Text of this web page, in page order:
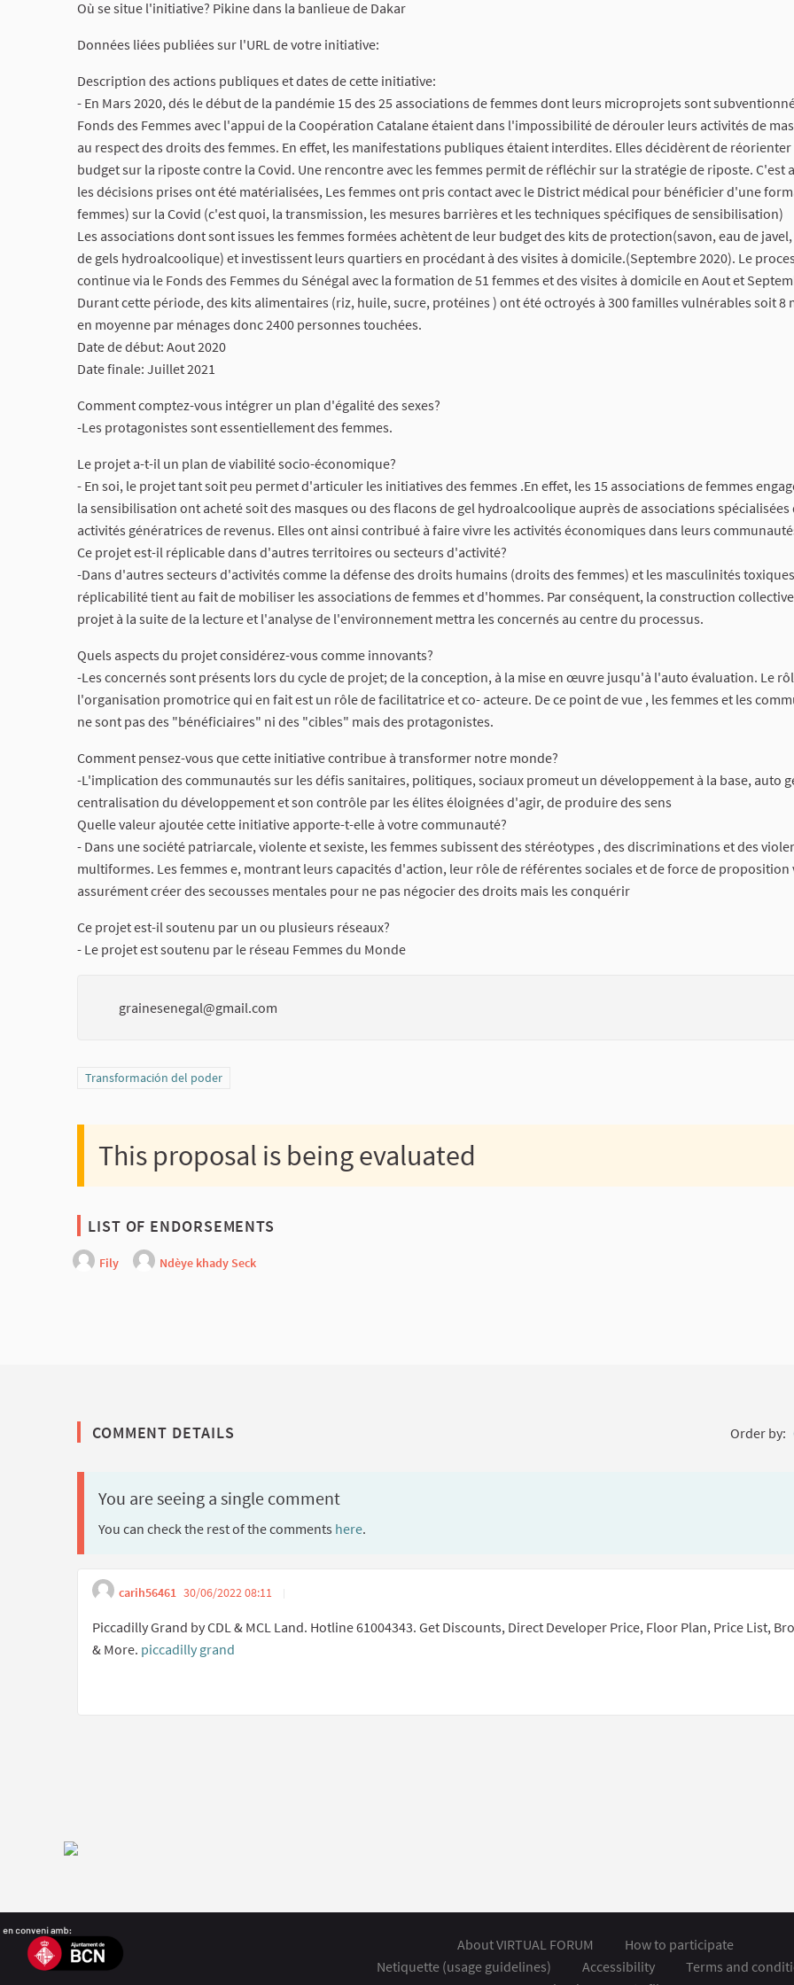
Où se situe l'initiative? Pikine dans la banlieue de Dakar
Données liées publiées sur l'URL de votre initiative:
Description des actions publiques et dates de cette initiative:
- En Mars 2020, dés le début de la pandémie 15 des 25 associations de femmes dont leurs microprojets sont
Fonds des Femmes avec l'appui de la Coopération Catalane étaient dans l'impossibilité de dérouler leurs activités de
au respect des droits des femmes. En effet, les manifestations publiques étaient interdites. Elles décidèrent de
budget sur la riposte contre la Covid. Une rencontre avec les femmes permit de réfléchir sur la stratégie de riposte. C'est
les décisions prises ont été matérialisées, Les femmes ont pris contact avec le District médical pour bénéficier d'une
femmes) sur la Covid (c'est quoi, la transmission, les mesures barrières et les techniques spécifiques de sensibilisation)
Les associations dont sont issues les femmes formées achètent de leur budget des kits de protection(savon, eau de
de gels hydroalcoolique) et investissent leurs quartiers en procédant à des visites à domicile.(Septembre 2020). Le
continue via le Fonds des Femmes du Sénégal avec la formation de 51 femmes et des visites à domicile en Aout et
Durant cette période, des kits alimentaires (riz, huile, sucre, protéines ) ont été octroyés à 300 familles vulnérables soit 8
en moyenne par ménages donc 2400 personnes touchées.
Date de début: Aout 2020
Date finale: Juillet 2021
Comment comptez-vous intégrer un plan d'égalité des sexes?
-Les protagonistes sont essentiellement des femmes.
Le projet a-t-il un plan de viabilité socio-économique?
- En soi, le projet tant soit peu permet d'articuler les initiatives des femmes .En effet, les 15 associations de femmes
la sensibilisation ont acheté soit des masques ou des flacons de gel hydroalcoolique auprès de associations spécialisées
activités génératrices de revenus. Elles ont ainsi contribué à faire vivre les activités économiques dans leurs
Ce projet est-il réplicable dans d'autres territoires ou secteurs d'activité?
-Dans d'autres secteurs d'activités comme la défense des droits humains (droits des femmes) et les masculinités
réplicabilité tient au fait de mobiliser les associations de femmes et d'hommes. Par conséquent, la construction
projet à la suite de la lecture et l'analyse de l'environnement mettra les concernés au centre du processus.
Quels aspects du projet considérez-vous comme innovants?
-Les concernés sont présents lors du cycle de projet; de la conception, à la mise en œuvre jusqu'à l'auto évaluation. Le
l'organisation promotrice qui en fait est un rôle de facilitatrice et co- acteure. De ce point de vue , les femmes et les
ne sont pas des "bénéficiaires" ni des "cibles" mais des protagonistes.
Comment pensez-vous que cette initiative contribue à transformer notre monde?
-L'implication des communautés sur les défis sanitaires, politiques, sociaux promeut un développement à la base, auto
centralisation du développement et son contrôle par les élites éloignées d'agir, de produire des sens
Quelle valeur ajoutée cette initiative apporte-t-elle à votre communauté?
- Dans une société patriarcale, violente et sexiste, les femmes subissent des stéréotypes , des discriminations et des
multiformes. Les femmes e, montrant leurs capacités d'action, leur rôle de référentes sociales et de force de proposition
assurément créer des secousses mentales pour ne pas négocier des droits mais les conquérir
Ce projet est-il soutenu par un ou plusieurs réseaux?
- Le projet est soutenu par le réseau Femmes du Monde
grainesenegal@gmail.com
Filter results for category: Transformación del poder
Transformación del poder
This proposal is being evaluated
LIST OF ENDORSEMENTS
Fily Ndèye khady Seck
COMMENT DETAILS Order by:
You are seeing a single comment
You can check the rest of the comments here.
carih56461 30/06/2022 08:11
Piccadilly Grand by CDL & MCL Land. Hotline 61004343. Get Discounts, Direct Developer Price, Floor Plan, Price List,
& More. piccadilly grand
About VIRTUAL FORUM
How to participate
Netiquette (usage guidelines)
Accessibility
Terms and